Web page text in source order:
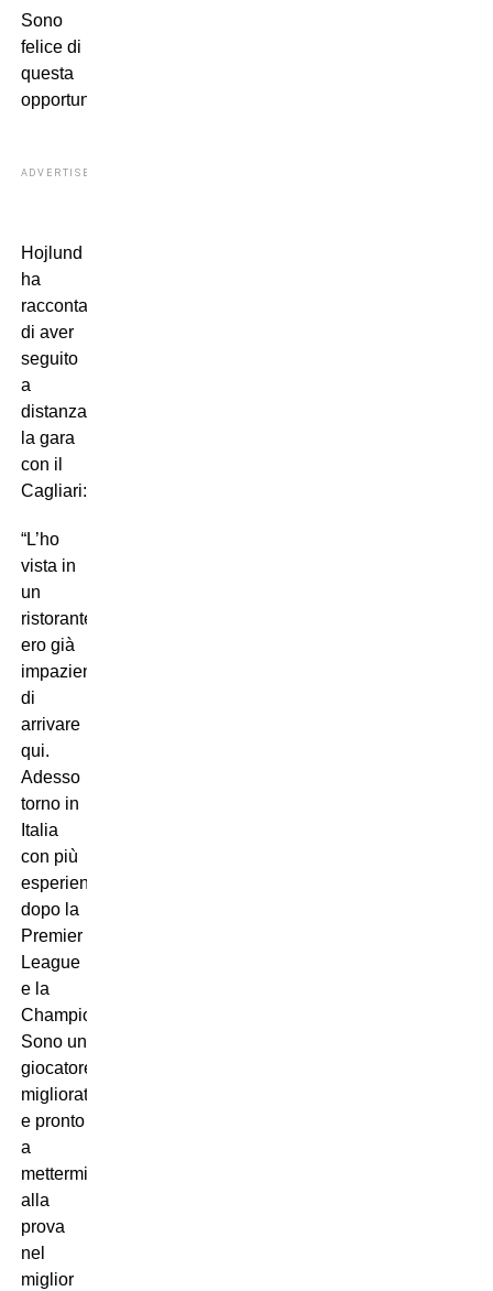
Sono
felice di
questa
opportunità”.
ADVERTISEMENT
Hojlund
ha
raccontato
di aver
seguito
a
distanza
la gara
con il
Cagliari:
“L’ho
vista in
un
ristorante,
ero già
impaziente
di
arrivare
qui.
Adesso
torno in
Italia
con più
esperienza,
dopo la
Premier
League
e la
Champions.
Sono un
giocatore
migliorato
e pronto
a
mettermi
alla
prova
nel
miglior